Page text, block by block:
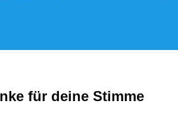
für deine Stimme